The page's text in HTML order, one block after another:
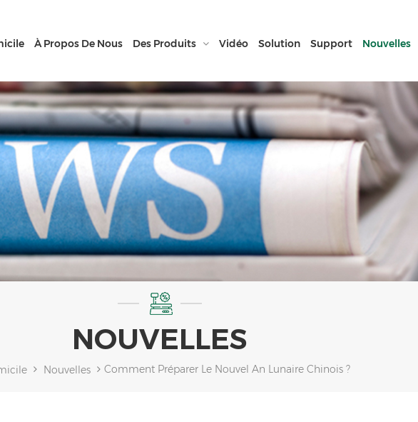
À Propos De Nous Des Produits Vidéo Solution Support Nouvelles
NOUVELLES
Nouvelles Comment Préparer Le Nouvel An Lunaire Chinois ?